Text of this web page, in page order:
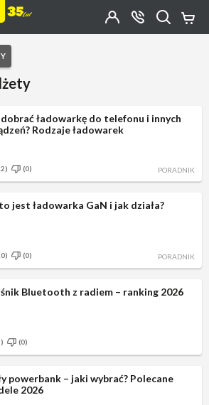
Moje
Konto
PORADNIK
ładowarkę do telefonu i innych
Rodzaje ładowarek
(0)
PORADNIK
jest ładowarka GaN i jak działa?
(0)
Bluetooth z radiem – ranking 2026
(0)
powerbank – jaki wybrać? Polecane
2026